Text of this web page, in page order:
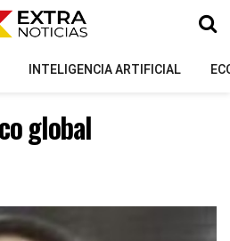
INTELIGENCIA ARTIFICIAL
global